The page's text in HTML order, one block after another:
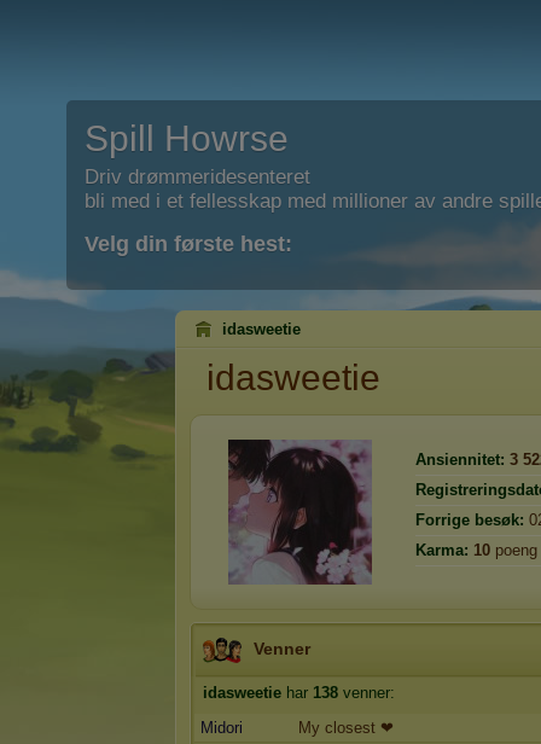
Spill Howrse
Driv drømmeridesenteret
bli med i et fellesskap med millioner av andre
Velg din første hest:
idasweetie
idasweetie
Ansiennitet: 3
Forrige besøk:
Karma: 10 poeng
Venner
idasweetie har 138 venner:
Midori
My closest ❤